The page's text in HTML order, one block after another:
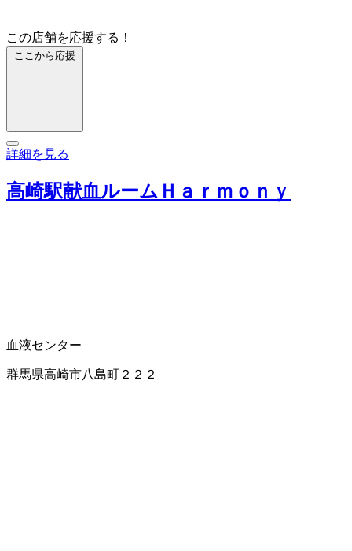
この店舗を応援する！
ここから応援
詳細を見る
高崎駅献血ルームＨａｒｍｏｎｙ
血液センター
群馬県高崎市八島町２２２